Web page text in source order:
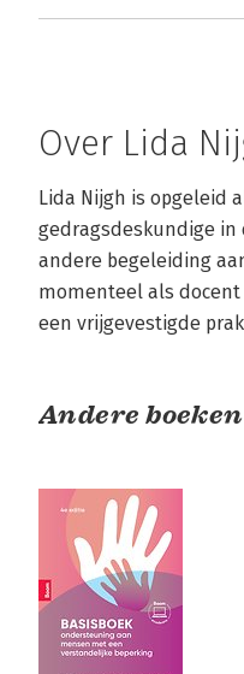
Over Lida
Lida Nijgh is opgeleid
gedragsdeskundige in
andere begeleiding
momenteel als
een vrijgevestigde
Andere